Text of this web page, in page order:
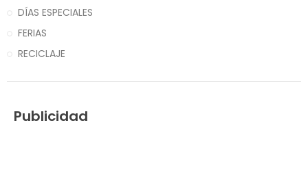
DÍAS ESPECIALES
FERIAS
RECICLAJE
Publicidad